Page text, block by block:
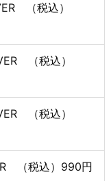
（税込）
（税込）
（税込）
（税込）990円